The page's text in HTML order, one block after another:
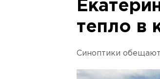
тепло в
Синоптики